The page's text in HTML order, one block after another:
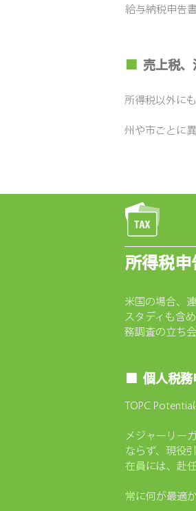
給与納税申告
売上税
所得税以外に
州や市ごとに
所得税申
米国の場合、
スタディも含
務調査の立ち
■ 個人税務
TOPC
メジャーリー
ならず、現役
在員には、赴
常に何が最適